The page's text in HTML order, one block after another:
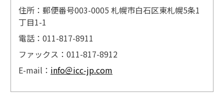
住所：郵便番号003-0005 札幌市白石区東札幌5条1
丁目1-1
電話：011-817-8911
ファックス：011-817-8912
E-mail： info＠icc-jp.com